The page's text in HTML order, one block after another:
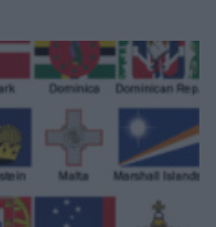
είναι το
το φόντο. Ίσως